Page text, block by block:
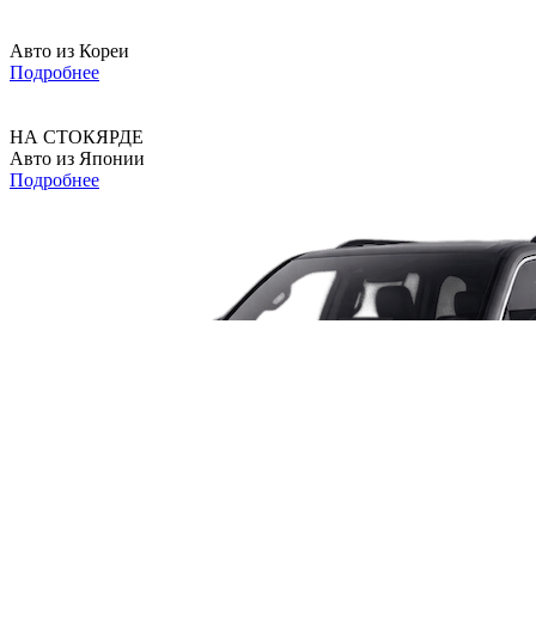
Авто из Кореи
Подробнее
НА СТОКЯРДЕ
Авто из Японии
Подробнее